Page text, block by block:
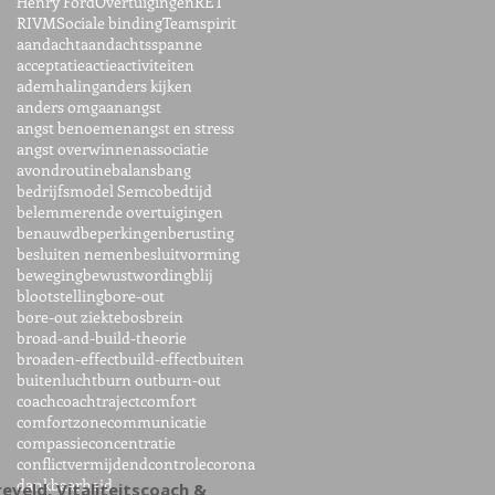
RIVMSociale bindingTeamspirit
aandachtaandachtsspanne
acceptatieactieactiviteiten
ademhalinganders kijken
anders omgaanangst
angst benoemenangst en stress
angst overwinnenassociatie
avondroutinebalansbang
bedrijfsmodel Semcobedtijd
belemmerende overtuigingen
benauwdbeperkingenberusting
besluiten nemenbesluitvorming
bewegingbewustwordingblij
blootstellingbore-out
bore-out ziektebosbrein
broad-and-build-theorie
broaden-effectbuild-effectbuiten
buitenluchtburn outburn-out
coachcoachtrajectcomfort
comfortzonecommunicatie
compassieconcentratie
conflictvermijdendcontrolecorona
dankbaarheidVitaliteitscoach &